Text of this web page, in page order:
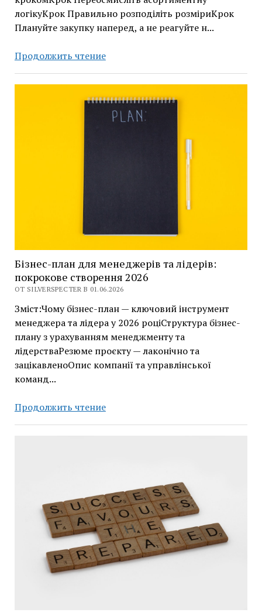
логікуКрок Правильно розподіліть розміриКрок
Плануйте закупку наперед, а не реагуйте н...
Продолжить чтениеЯк
продавати
дитячі
футболки
оптом
Бізнес-план для менеджерів та лідерів:
покрокове створення 2026
ОТ SILVERSPECTER В 01.06.2026
Зміст:Чому бізнес-план — ключовий інструмент
менеджера та лідера у 2026 роціСтруктура бізнес-
плану з урахуванням менеджменту та
лідерстваРезюме проєкту — лаконічно та
зацікавленоОпис компанії та управлінської
команд...
Продолжить чтениеБізнес-
покрокове
створення
2026